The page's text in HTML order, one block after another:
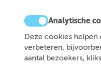
Analytische
Deze cookies helpen
verbeteren,
aantal bezoekers,